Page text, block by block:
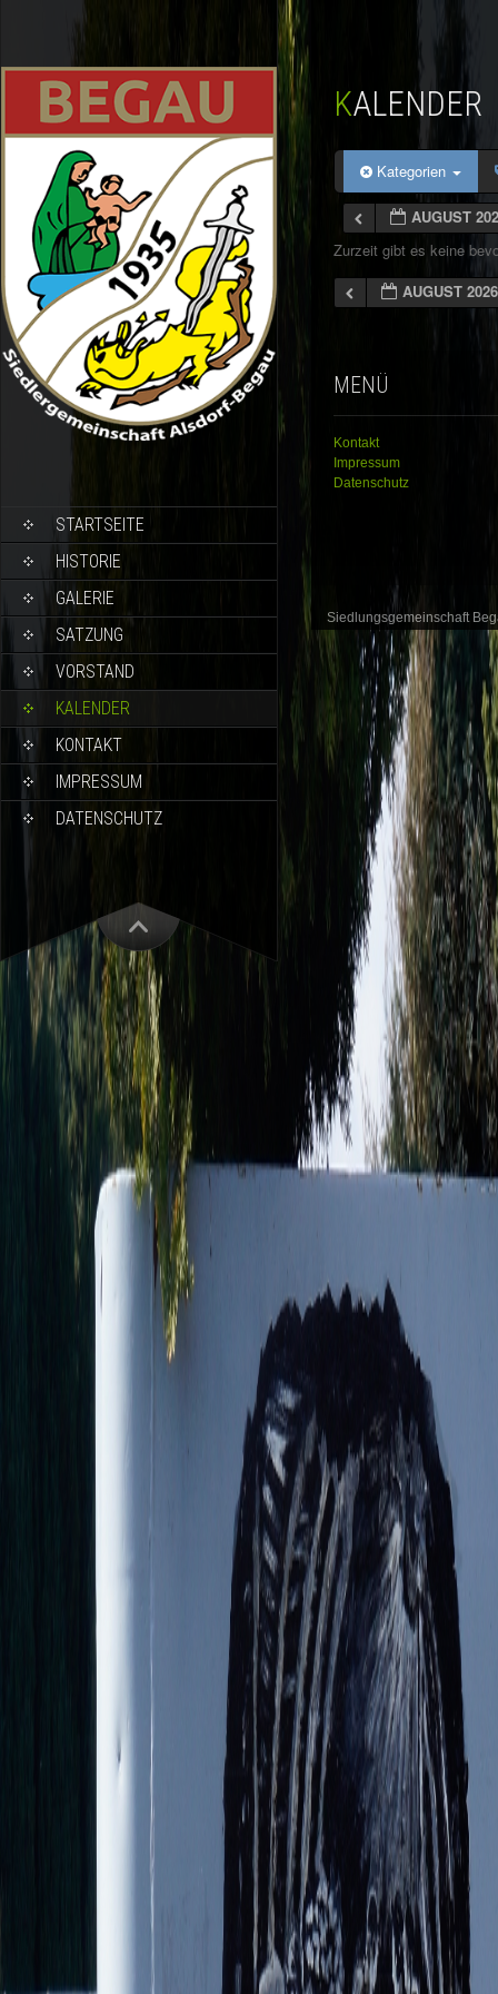
STARTSEITE
HISTORIE
GALERIE
SATZUNG
VORSTAND
KALENDER
KONTAKT
IMPRESSUM
DATENSCHUTZ
KALENDER
Kategorien
AUGUST
Zurzeit gibt es keine
AUGUST 2026
MENÜ
Kontakt
Impressum
Datenschutz
Siedlungsgemeinschaft